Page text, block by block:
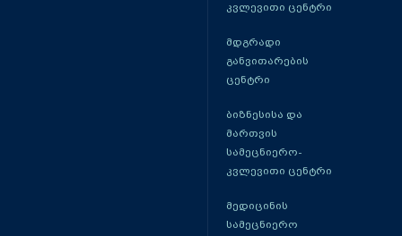
კვლევითი ცენტრი
მდგრადი
განვითარების
ცენტრი
ბიზნესისა და
მართვის
სამეცნიერო-
კვლევითი ცენტრი
მედიცინის
სამეცნიერო